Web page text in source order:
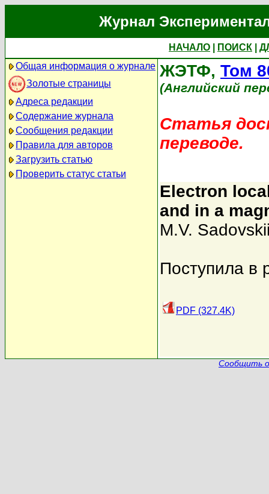
Журнал
НАЧАЛО ПОИСК
Общая информация о журнале
Золотые страницы
Адреса редакции
Содержание журнала
Сообщения редакции
Правила для авторов
Загрузить статью
Проверить статус статьи
ЖЭТФ, Том
(Английский
Статья
переводе.
Electron
and in a
M.V.
Поступила в
PDF (327.4K)
Сообщить о